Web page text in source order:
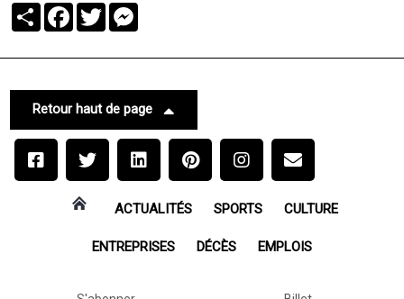
PartagerFacebook
Twitter
Retour haut de page
ACTUALITÉS SPORTS CULTURE
ENTREPRISES DÉCÈS EMPLOIS